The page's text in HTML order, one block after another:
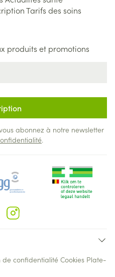
Tarifs des soins
produits et promotions
abonnez à notre newsletter
.
de confidentialité Cookies Plate-